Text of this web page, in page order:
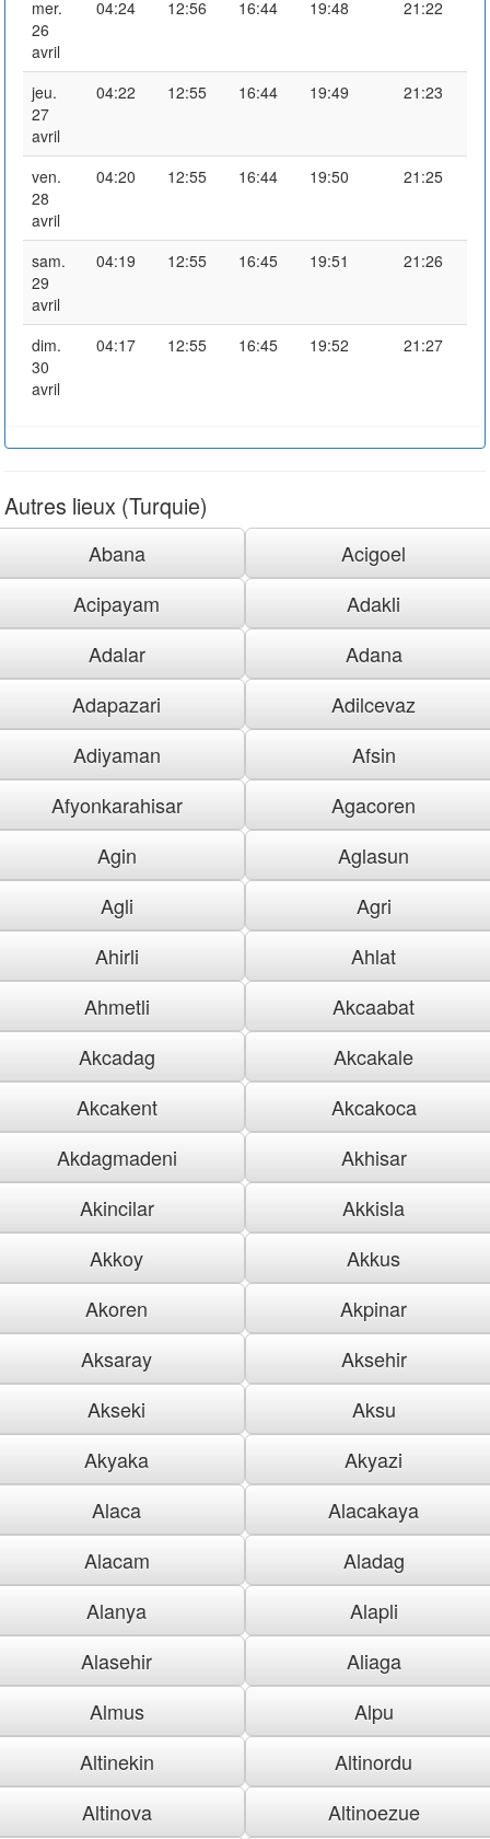
mer.
26
avril
04:24 12:56 16:44 19:48 21:22
jeu.
27
avril
04:22 12:55 16:44 19:49 21:23
ven.
28
avril
04:20 12:55 16:44 19:50 21:25
sam.
29
avril
04:19 12:55 16:45 19:51 21:26
dim.
30
avril
04:17 12:55 16:45 19:52 21:27
Autres lieux (Turquie)
Abana
Acigoel
Acipayam
Adakli
Adalar
Adana
Adapazari
Adilcevaz
Adiyaman
Afsin
Afyonkarahisar
Agacoren
Agin
Aglasun
Agli
Agri
Ahirli
Ahlat
Ahmetli
Akcaabat
Akcadag
Akcakale
Akcakent
Akcakoca
Akdagmadeni
Akhisar
Akincilar
Akkisla
Akkoy
Akkus
Akoren
Akpinar
Aksaray
Aksehir
Akseki
Aksu
Akyaka
Akyazi
Alaca
Alacakaya
Alacam
Aladag
Alanya
Alapli
Alasehir
Aliaga
Almus
Alpu
Altinekin
Altinordu
Altinova
Altinoezue